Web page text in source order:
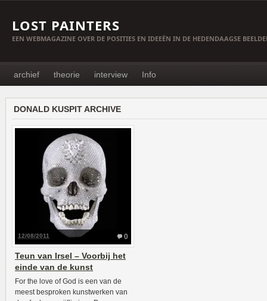
LOST PAINTERS
EEN WEBMAGAZINE OVER DE POSITIES EN IDEEËN IN DE HEDENDAAGSE
archief theorie interview Info
DONALD KUSPIT ARCHIVE
0
12/08/2011
Teun van Irsel – Voorbij het
einde van de kunst
For the love of God is een van de
meest besproken kunstwerken van